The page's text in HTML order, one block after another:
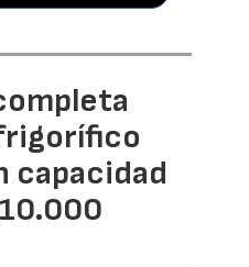
capacidad